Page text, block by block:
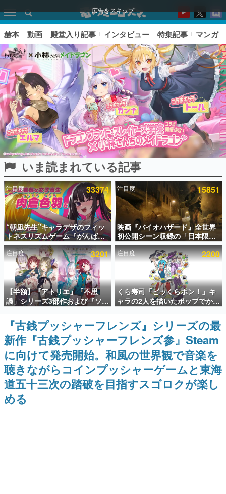
広告をスキップ
ピックアップ
電ファミのいま読まれている記事ランキング
アプリセール情報
インタビュー
連載・特集一覧
殿堂入り記事
SNS拡散数が数千以上！ ページビュー数万以上！ などな
ど。多くの人々に読まれた、電ファミ渾身の“殿堂入り”記
事をまとめました。
ゲームの企画書
名作ゲームクリエイターの方々に製作時のエピソードをお
聞きし、ヒットする企画（ゲーム）とは何か？を探ってい
きます。
赫本
この物語を解いてはいけない。『赫本』は、〈試験問題〉
の形をした短編ホラー小説集です。
赫本 動画 殿堂入り記事 インタビュー 特集記事 マンガ
いま読まれている記事
注目度 33374
“朝凪先生”キャラデザのフィッ
トネスリズムゲーム『がんば
れ！チアリズム』Steamストア
ページが公開。キャラクターの
CVは陽向葵ゅかさん
注目度 15851
映画『バイオハザード』全世界
初公開シーン収録の「日本限
定」予告映像が解禁。バイオの
日（8月10日）にあわせて、
「ラクーンシティ総合病院」へ
行く配達人の姿が披露
注目度 3201
【半額】『アトリエ』「不思
議」シリーズ3部作および『ソフ
ィーのアトリエ2』公式画集の
Kindle版が50%オフとなるセー
ルが開催中。各作品の設定画や
美麗なイラストの数々をふんだ
んに収録
注目度 2200
くら寿司「ビッくらポン！」キ
ャラの2人を描いたポップでかわ
いいコラボイラストが公開。コ
ラボイラストを使用した限定T
シャツ&ステッカーがアソビシ
ステム主催「Akaku展」にて販
売へ
『古銭プッシャーフレンズ』シリーズの最
新作『古銭プッシャーフレンズ参』Steam
に向けて発売開始。和風の世界観で音楽を
聴きながらコインプッシャーゲームと東海
道五十三次の踏破を目指すスゴロクが楽し
める